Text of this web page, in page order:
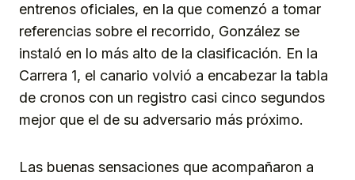
entrenos oficiales, en la que comenzó a tomar
referencias sobre el recorrido, González se
instaló en lo más alto de la clasificación. En la
Carrera 1, el canario volvió a encabezar la tabla
de cronos con un registro casi cinco segundos
mejor que el de su adversario más próximo.
Las buenas sensaciones que acompañaron a